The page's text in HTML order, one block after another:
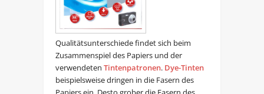
Qualitätsunterschiede findet sich beim
Zusammenspiel des Papiers und der
verwendeten Tintenpatronen. Dye-Tinten
beispielsweise dringen in die Fasern des